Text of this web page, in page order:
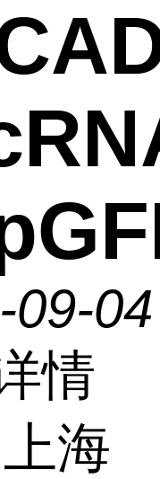
09-04
情
上海